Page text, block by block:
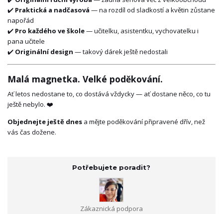
✔️ Praktická a nadčasová — na rozdíl od sladkostí a květin zůstane
napořád
✔️ Pro každého ve škole— učitelku, asistentku, vychovatelku i
pana učitele
✔️ Originální design — takový dárek ještě nedostali
Malá magnetka. Velké poděkování.
Ať letos nedostane to, co dostává vždycky — ať dostane něco, co tu
ještě nebylo. ❤️
Objednejte ještě dnes a mějte poděkování připravené dřív, než
vás čas dožene.
Potřebujete poradit?
Zákaznická podpora